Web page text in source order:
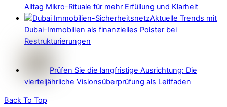
Alltag Mikro-Rituale für mehr Erfüllung und Klarheit
Aktuelle Trends mit
Dubai-Immobilien als finanzielles Polster bei
Restrukturierungen
Prüfen Sie die langfristige Ausrichtung: Die
vierteljährliche Visionsüberprüfung als Leitfaden
Back To Top